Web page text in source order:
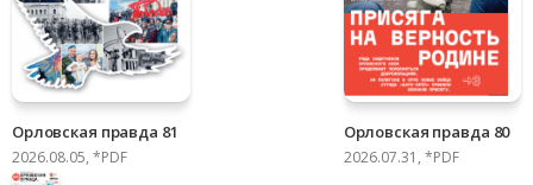
Орловская правда 81
2026.08.05, *PDF
Орловская правда 80
2026.07.31, *PDF